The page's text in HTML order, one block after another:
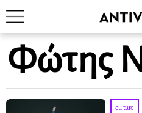
Φώτης
culture